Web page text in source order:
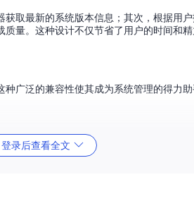
取最新的系统版本信息；其次，根据用
量。这种设计不仅节省了用户的时间和
广泛的兼容性使其成为系统管理的得力
环境
登录后查看全文